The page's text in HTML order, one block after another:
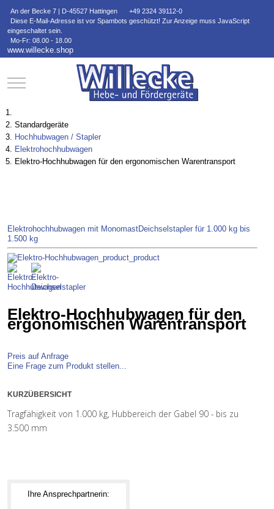
An der Becke 7 | D-45527 Hattingen
+49 2324 39112-0
Diese E-Mail-Adresse ist vor Spambots geschützt! Zur Anzeige muss JavaScript
eingeschaltet sein.
Mo-Fr: 08.00 - 18.00
www.willecke.shop
Mobile Menu Toggle
Standardgeräte
Hochhubwagen / Stapler
Elektrohochhubwagen
Elektro-Hochhubwagen für den ergonomischen Warentransport
Elektrohochhubwagen mit MonomastDeichselstapler für 1.000 kg bis
1.500 kg
Elektro-Hochhubwagen für den
ergonomischen Warentransport
Preis auf Anfrage
Eine Frage zum Produkt stellen...
KURZÜBERSICHT
Tragfähigkeit von 1.000 kg, Hubbereich der Gabel 90 - bis zu
3.500 mm
Ihre Ansprechpartnerin: